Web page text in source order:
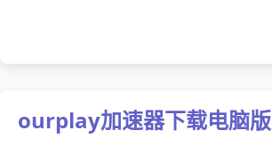
ourplay加速器下载电脑版